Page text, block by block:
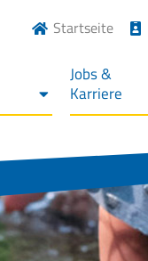
Startseite
Jobs &
Karriere